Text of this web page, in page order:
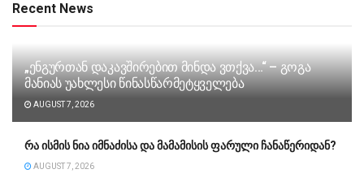
Recent News
„ენგურთან დაკავშირებით მინდა ვთქვა…“ – გოგა
მანიას უახლესი წინასწარმეტყველება
AUGUST 7, 2026
რა ისმის ნია იმნაძისა და მამამისის ფარული ჩანაწერიდან?
AUGUST 7, 2026